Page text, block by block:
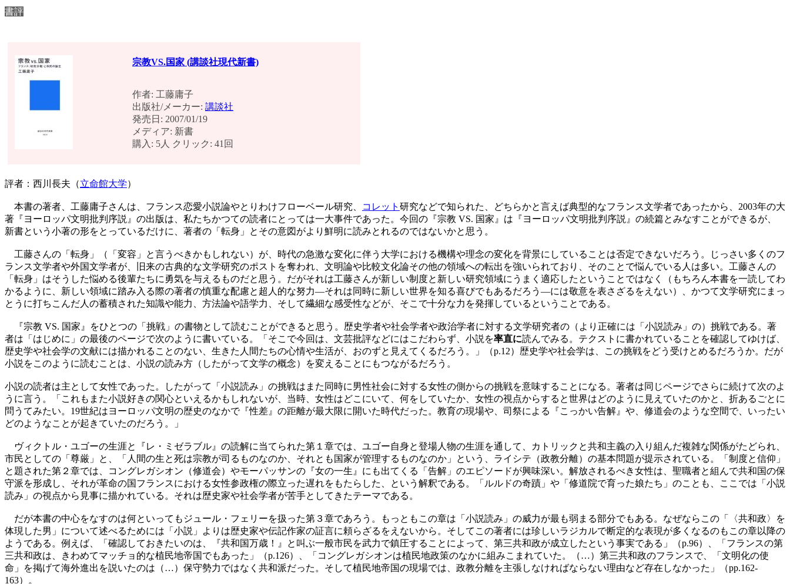
書評
宗教VS.国家 (講談社現代新書)
作者: 工藤庸子
出版社/メーカー: 講談社
発売日: 2007/01/19
メディア: 新書
購入: 5人 クリック: 41回
評者：西川長夫（立命館大学）
本書の著者、工藤庸子さんは、フランス恋愛小説論やとりわけフローベール研究、 コレット 研究などで知られた、どちらかと言えば典型的なフランス文学者であったから、2003年の大
著『ヨーロッパ文明批判序説』の出版は、私たちかつての読者にとっては一大事件であった。今回の『宗教 VS. 国家』は『ヨーロッパ文明批判序説』の続篇とみなすことができるが、
新書という小著の形をとっているだけに、著者の「転身」とその意図がより鮮明に読みとれるのではないかと思う。
工藤さんの「転身」（「変容」と言うべきかもしれない）が、時代の急激な変化に伴う大学における機構や理念の変化を背景にしていることは否定できないだろう。じっさい多くのフ
ランス文学者や外国文学者が、旧来の古典的な文学研究のポストを奪われ、文明論や比較文化論その他の領域への転出を強いられており、そのことで悩んでいる人は多い。工藤さんの
「転身」はそうした悩める後輩たちに勇気を与えるものだと思う。だがそれは工藤さんが新しい制度と新しい研究領域にうまく適応したということではなく（もちろん本書を一読してわ
かるように、新しい領域に踏み入る際の著者の慎重な配慮と超人的な努力―それは同時に新しい世界を知る喜びでもあるだろう―には敬意を表さざるをえない）、かつて文学研究にまっ
とうに打ちこんだ人の蓄積された知識や能力、方法論や語学力、そして繊細な感受性などが、そこで十分な力を発揮しているということである。
『宗教 VS. 国家』をひとつの「挑戦」の書物として読むことができると思う。歴史学者や社会学者や政治学者に対する文学研究者の（より正確には「小説読み」の）挑戦である。著
者は「はじめに」の最後のページで次のように書いている。「そこで今回は、文芸批評などにはこだわらず、小説を率直に読んでみる。テクストに書かれていることを確認してゆけば、
歴史学や社会学の文献には描かれることのない、生きた人間たちの心情や生活が、おのずと見えてくるだろう。」（p.12）歴史学や社会学は、この挑戦をどう受けとめるだろうか。だが
小説をこのように読むことは、小説の読み方（したがって文学の概念）を変えることにもつながるだろう。
小説の読者は主として女性であった。したがって「小説読み」の挑戦はまた同時に男性社会に対する女性の側からの挑戦を意味することになる。著者は同じページでさらに続けて次のよ
うに言う。「これもまた小説好きの関心といえるかもしれないが、当時、女性はどこにいて、何をしていたか、女性の視点からすると世界はどのように見えていたのかと、折あるごとに
問うてみたい。19世紀はヨーロッパ文明の歴史のなかで『性差』の距離が最大限に開いた時代だった。教育の現場や、司祭による『こっかい告解』や、修道会のような空間で、いったい
どのようなことが起きていたのだろう。」
ヴィクトル・ユゴーの生涯と『レ・ミゼラブル』の読解に当てられた第１章では、ユゴー自身と登場人物の生涯を通して、カトリックと共和主義の入り組んだ複雑な関係がたどられ、
市民としての「尊厳」と、「人間の生と死は宗教が司るものなのか、それとも国家が管理するものなのか」という、ライシテ（政教分離）の基本問題が提示されている。「制度と信仰」
と題された第２章では、コングレガシオン（修道会）やモーパッサンの『女の一生』にも出てくる「告解」のエピソードが興味深い。解放されるべき女性は、聖職者と組んで共和国の保
守派を形成し、それが革命の国フランスにおける女性参政権の際立った遅れをもたらした、という解釈である。「ルルドの奇蹟」や「修道院で育った娘たち」のことも、ここでは「小説
読み」の視点から見事に描かれている。それは歴史家や社会学者が苦手としてきたテーマである。
だが本書の中心をなすのは何といってもジュール・フェリーを扱った第３章であろう。もっともこの章は「小説読み」の威力が最も弱まる部分でもある。なぜならこの「〈共和政〉を
体現した男」について述べるためには「小説」よりは歴史家や伝記作家の証言に頼らざるをえないから。そしてこの著者には珍しいラジカルで断定的な表現が多くなるのもこの章以降の
ようである。例えば、「確認しておきたいのは、『共和国万歳！』と叫ぶ一般市民を武力で鎮圧することによって、第三共和政が成立したという事実である」（p.96）、「フランスの第
三共和政は、きわめてマッチョ的な植民地帝国でもあった」（p.126）、「コングレガシオンは植民地政策のなかに組みこまれていた。（…）第三共和政のフランスで、「文明化の使
命」を掲げて海外進出を説いたのは（…）保守勢力ではなく共和派だった。そして植民地帝国の現場では、政教分離を主張しなければならない理由など存在しなかった」（pp.162-
163）。